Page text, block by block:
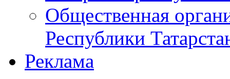
Общественная
Республики
Реклама